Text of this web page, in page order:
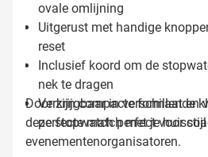
ovale omlijning
Uitgerust met handige
reset
Inclusief koord om de
nek te dragen
Verkrijgbaar in verschillende
perfecte match met je huisstijl
Door zijn compacte formaat en
deze stopwatch perfect voor
evenementenorganisatoren.